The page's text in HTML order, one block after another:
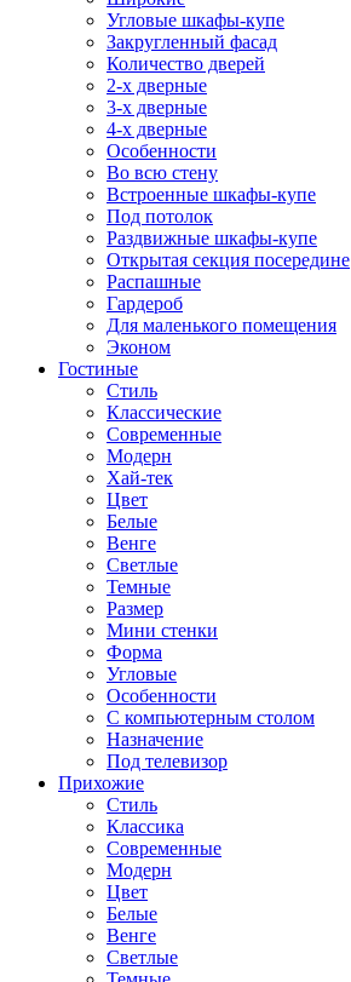
Угловые шкафы-купе
Закругленный фасад
Количество дверей
2-х дверные
3-х дверные
4-х дверные
Особенности
Во всю стену
Встроенные шкафы-купе
Под потолок
Раздвижные шкафы-купе
Открытая секция посередине
Распашные
Гардероб
Для маленького помещения
Эконом
Гостиные
Стиль
Классические
Современные
Модерн
Хай-тек
Цвет
Белые
Венге
Светлые
Темные
Размер
Мини стенки
Форма
Угловые
Особенности
С компьютерным столом
Назначение
Под телевизор
Прихожие
Стиль
Классика
Современные
Модерн
Цвет
Белые
Венге
Светлые